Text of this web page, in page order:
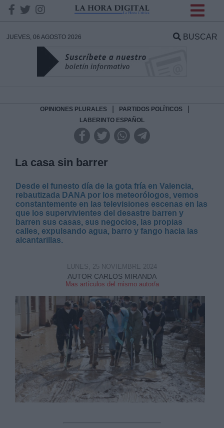
JUEVES, 06 AGOSTO 2026 BUSCAR
OPINIONES PLURALES PARTIDOS POLÍTICOS
LABERINTO ESPAÑOL
La casa sin barrer
Desde el funesto día de la gota fría en Valencia,
rebautizada DANA por los meteorólogos, vemos
constantemente en las televisiones escenas en las
que los supervivientes del desastre barren y
barren sus casas, sus negocios, las propias
calles, expulsando agua, barro y fango hacia las
alcantarillas.
AUTOR CARLOS MIRANDA
Mas artículos del mismo autor/a
LUNES, 25 NOVIEMBRE 2024
DATOS
Responsable:
Legitimación:
Destinatarios:
Información adicional